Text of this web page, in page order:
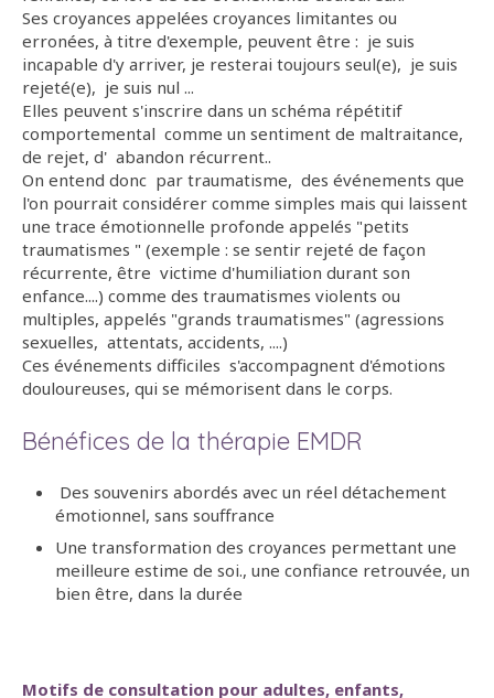
Ses croyances appelées croyances limitantes ou
erronées, à titre d'exemple, peuvent être : je suis
incapable d'y arriver, je resterai toujours seul(e), je suis
rejeté(e), je suis nul ...
Elles peuvent s'inscrire dans un schéma répétitif
comportemental comme un sentiment de maltraitance,
de rejet, d' abandon récurrent..
On entend donc par traumatisme, des événements que
l'on pourrait considérer comme simples mais qui laissent
une trace émotionnelle profonde appelés "petits
traumatismes " (exemple : se sentir rejeté de façon
récurrente, être victime d'humiliation durant son
enfance....) comme des traumatismes violents ou
multiples, appelés "grands traumatismes" (agressions
sexuelles, attentats, accidents, ....)
Ces événements difficiles s'accompagnent d'émotions
douloureuses, qui se mémorisent dans le corps.
Bénéfices de la thérapie EMDR
Des souvenirs abordés avec un réel détachement
émotionnel, sans souffrance
Une transformation des croyances permettant une
meilleure estime de soi., une confiance retrouvée, un
bien être, dans la durée
Motifs de consultation pour adultes, enfants,